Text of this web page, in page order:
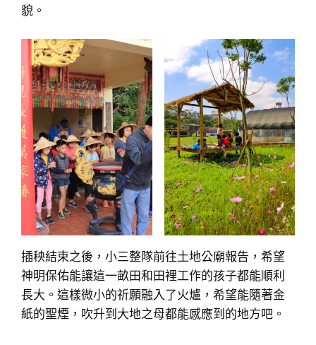
貌。
插秧結束之後，小三整隊前往土地公廟報告，希望
神明保佑能讓這一畝田和田裡工作的孩子都能順利
長大。這樣微小的祈願融入了火爐，希望能隨著金
紙的聖煙，吹升到大地之母都能感應到的地方吧。